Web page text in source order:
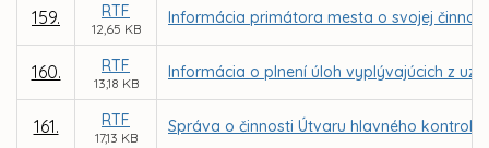
159. RTF
12,65 KB
Informácia primátora mesta o svojej
160. RTF
13,18 KB
Informácia o plnení úloh vyplývajúcich z
161. RTF
17,13 KB
Správa o činnosti Útvaru hlavného